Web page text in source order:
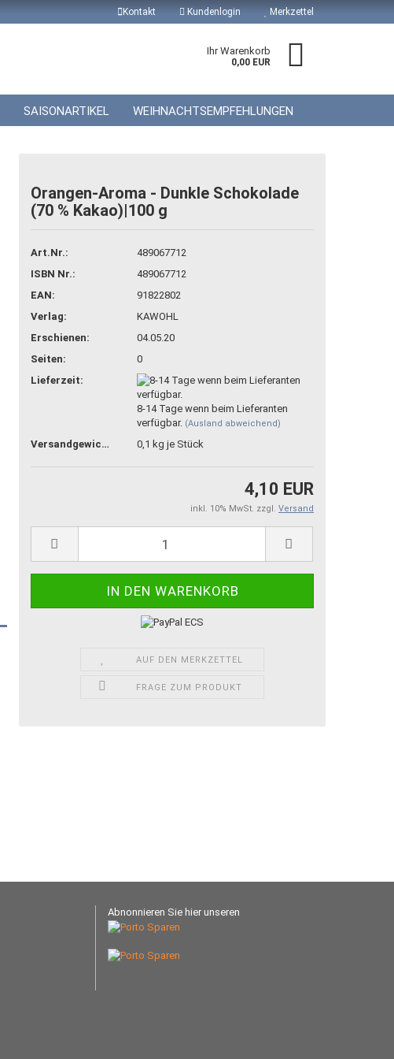
Kontakt Kundenlogin
Passwort vergessen?
Merkzettel
Ihr Warenkorb
0,00 EUR
SAISONARTIKEL WEIHNACHTSEMPFEHLUNGEN
Orangen-Aroma - Dunkle Schokolade
(70 % Kakao)|100 g
Art.Nr.:
489067712
ISBN Nr.:
489067712
EAN:
91822802
Verlag:
KAWOHL
Erschienen:
04.05.20
Seiten:
0
Lieferzeit:
8-14 Tage wenn beim Lieferanten
verfügbar. (Ausland abweichend)
Versandgewicht: 0,1 kg je Stück
4,10 EUR
inkl. 10% MwSt. zzgl. Versand
AUF DEN MERKZETTEL
FRAGE ZUM PRODUKT
Abnonnieren Sie hier unseren